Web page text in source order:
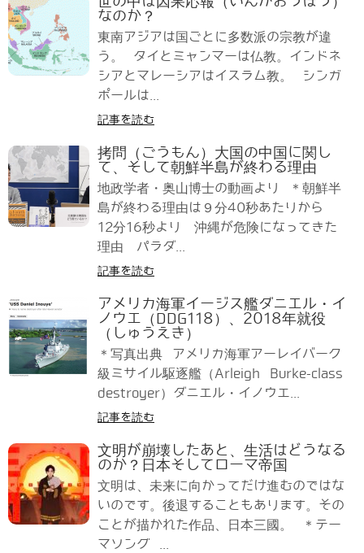
なのか？
東南アジアは国ごとに多数派の宗教が違
う。 タイとミャンマーは仏教。インドネ
シアとマレーシアはイスラム教。 シンガ
ポールは...
記事を読む
拷問（ごうもん）大国の中国に関し
て、そして朝鮮半島が終わる理由
地政学者・奥山博士の動画より ＊朝鮮半
島が終わる理由は９分40秒あたりから
12分16秒より 沖縄が危険になってきた
理由 パラダ...
記事を読む
アメリカ海軍イージス艦ダニエル・イ
ノウエ（DDG118）、2018年就役
（しゅうえき）
＊写真出典 アメリカ海軍アーレイバーク
級ミサイル駆逐艦（Arleigh Burke-class
destroyer）ダニエル・イノウエ...
記事を読む
文明が崩壊したあと、生活はどうなる
のか？日本そしてローマ帝国
文明は、未来に向かってだけ進むのではな
いのです。後退することもあります。その
ことが描かれた作品、日本三國。 ＊テー
マソング ...